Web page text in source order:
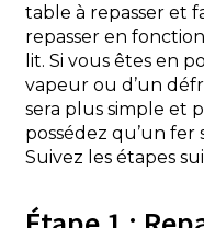
table à repasser et
repasser en
lit. Si vous êtes en
vapeur ou d’un
sera plus simple et
possédez qu’un fer
Suivez les étapes